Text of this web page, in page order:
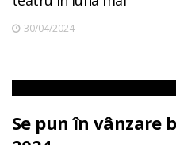
30/04/2024
Se pun în vânzare